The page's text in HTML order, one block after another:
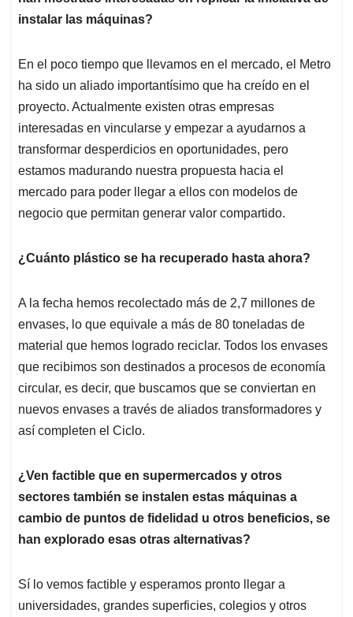
instalar las máquinas?
En el poco tiempo que llevamos en el mercado, el Metro
ha sido un aliado importantísimo que ha creído en el
proyecto. Actualmente existen otras empresas
interesadas en vincularse y empezar a ayudarnos a
transformar desperdicios en oportunidades, pero
estamos madurando nuestra propuesta hacia el
mercado para poder llegar a ellos con modelos de
negocio que permitan generar valor compartido.
¿Cuánto plástico se ha recuperado hasta ahora?
A la fecha hemos recolectado más de 2,7 millones de
envases, lo que equivale a más de 80 toneladas de
material que hemos logrado reciclar. Todos los envases
que recibimos son destinados a procesos de economía
circular, es decir, que buscamos que se conviertan en
nuevos envases a través de aliados transformadores y
así completen el Ciclo.
¿Ven factible que en supermercados y otros
sectores también se instalen estas máquinas a
cambio de puntos de fidelidad u otros beneficios, se
han explorado esas otras alternativas?
Sí lo vemos factible y esperamos pronto llegar a
universidades, grandes superficies, colegios y otros